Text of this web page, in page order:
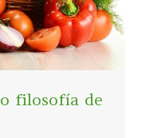
filosofía de